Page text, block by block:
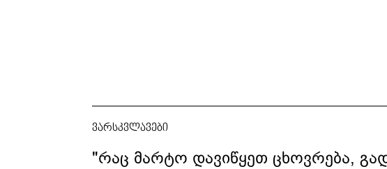
ვარსკვლავები
"რაც მარტო დავიწყეთ ცხოვრება,